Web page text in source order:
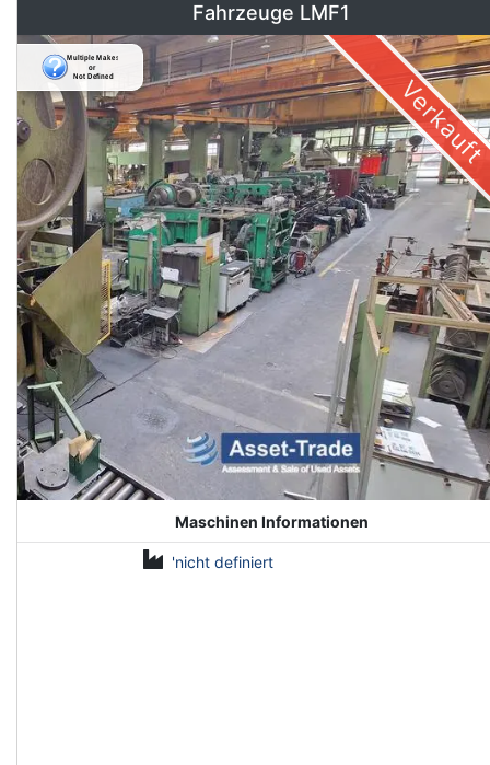
Fahrzeuge LMF1
Verkauft
Maschinen Informationen
'nicht definiert